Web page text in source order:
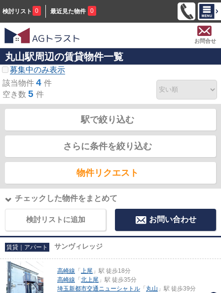
検討リスト 0 最近見た物件 0
お問合せ
丸山駅周辺の賃貸物件一覧
募集中のみ表示
該当物件 4 件
空き数 5 件
駅で絞り込む
さらに条件を絞り込む
物件リクエスト
チェックした物件をまとめて
検討リストに追加 お問い合わせ
賃貸｜アパート サンヴィレッジ
高崎線 「 上尾 」駅 徒歩18分
高崎線 「 北上尾 」駅 徒歩35分
埼玉新都市交通ニューシャトル 「 丸山 」駅 徒歩39分